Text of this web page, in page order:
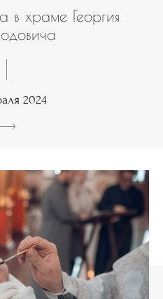
в храме Георгия
2024